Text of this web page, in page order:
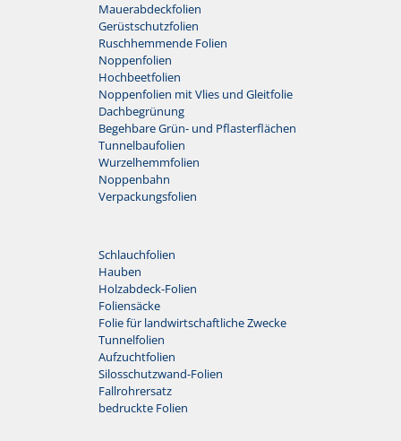
Mauerabdeckfolien
Gerüstschutzfolien
Ruschhemmende Folien
Noppenfolien
Hochbeetfolien
Noppenfolien mit Vlies und Gleitfolie
Dachbegrünung
Begehbare Grün- und Pflasterflächen
Tunnelbaufolien
Wurzelhemmfolien
Noppenbahn
Verpackungsfolien
Schlauchfolien
Hauben
Holzabdeck-Folien
Foliensäcke
Folie für landwirtschaftliche Zwecke
Tunnelfolien
Aufzuchtfolien
Silosschutzwand-Folien
Fallrohrersatz
bedruckte Folien